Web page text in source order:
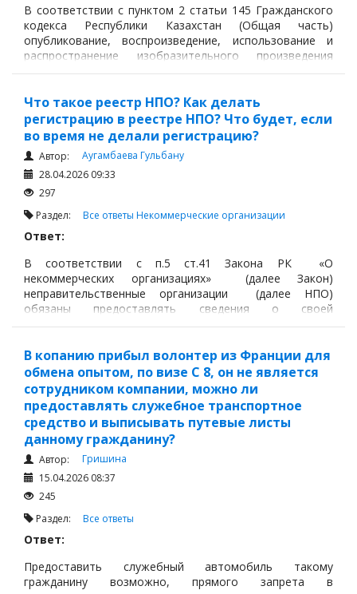
В соответствии с пунктом 2 статьи 145 Гражданского
кодекса Республики Казахстан (Общая часть)
опубликование, воспроизведение, использование и
распространение изобразительного произведения
(картина, фотография, кинофильм и другие), в котором
изображенного, а после его смерти с согласия его
детей и пережившего супруга.
Что такое реестр НПО? Как делать
регистрацию в реестре НПО? Что будет, если
во время не делали регистрацию?
Автор:
Аугамбаева Гульбану
28.04.2026 09:33
297
Раздел: Все ответы Некоммерческие организации
Ответ:
В соответствии с п.5 ст.41 Закона РК «О
некоммерческих организациях» (далее Закон)
неправительственные организации (далее НПО)
обязаны предоставлять сведения о своей
деятельности в уполномоченный орган для
организаций.
В копанию прибыл волонтер из Франции для
обмена опытом, по визе С 8, он не является
сотрудником компании, можно ли
предоставлять служебное транспортное
средство и выписывать путевые листы
данному гражданину?
Автор:
Гришина
15.04.2026 08:37
245
Раздел: Все ответы
Ответ:
Предоставить служебный автомобиль такому
гражданину возможно, прямого запрета в